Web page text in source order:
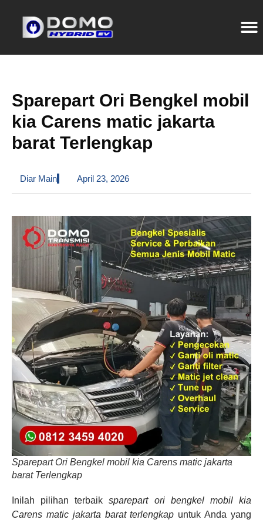
Sparepart Ori Bengkel mobil
kia Carens matic jakarta
barat Terlengkap
Diar Main April 23, 2026
Sparepart Ori Bengkel mobil kia Carens matic jakarta
barat Terlengkap
Inilah pilihan terbaiksparepart ori bengkel mobil kia
Carens matic jakarta barat terlengkap untuk Anda yang